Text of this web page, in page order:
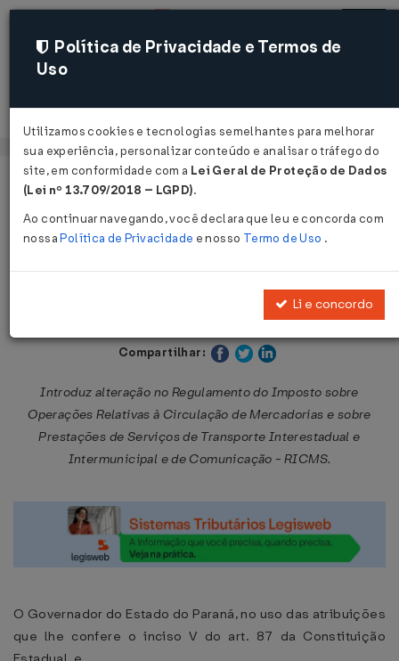
Acessar
Página Inicial Legislações
Decreto Nº 4381 DE 26/03/2020
Publicado no DOE - PR em 26 mar 2020
Compartilhar:
Introduz alteração no Regulamento do Imposto sobre
Operações Relativas à Circulação de Mercadorias e sobre
Prestações de Serviços de Transporte Interestadual e
Intermunicipal e de Comunicação - RICMS.
O Governador do Estado do Paraná, no uso das atribuições
que lhe confere o inciso V do art. 87 da Constituição
Política de Privacidade e Termos de
Uso
Utilizamos cookies e tecnologias semelhantes para melhorar
sua experiência, personalizar conteúdo e analisar o tráfego do
site, em conformidade com a Lei Geral de Proteção de Dados
(Lei nº 13.709/2018 – LGPD).
Ao continuar navegando, você declara que leu e concorda com
nossaPolítica de Privacidade e nosso Termo de Uso .
Li e concordo